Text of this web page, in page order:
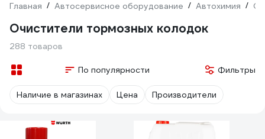
Главная / Автосервисное оборудование / Автохимия /
Очистители тормозных колодок
288 товаров
По популярности Фильтры
Наличие в магазинах Цена Производители